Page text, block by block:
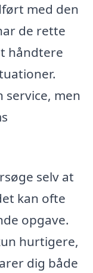
med den
de rette
håndtere
service, men
selv at
kan ofte
opgave.
hurtigere,
dig både